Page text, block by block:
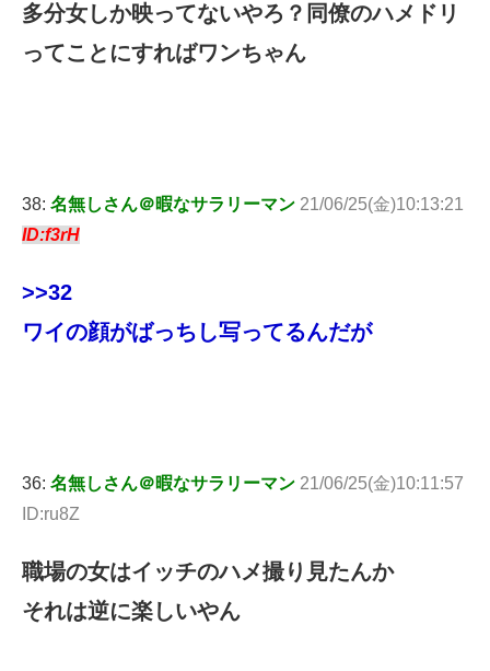
多分女しか映ってないやろ？同僚のハメドリ
ってことにすればワンちゃん
38: 名無しさん＠暇なサラリーマン 21/06/25(金)10:13:21
ID:f3rH
>>32
ワイの顔がばっちし写ってるんだが
36: 名無しさん＠暇なサラリーマン 21/06/25(金)10:11:57
ID:ru8Z
職場の女はイッチのハメ撮り見たんか
それは逆に楽しいやん